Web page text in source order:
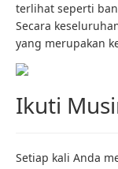
terlihat seperti
Secara
yang merupakan
Ikuti
Setiap kali Anda